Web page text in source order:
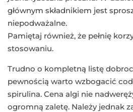
głównym składnikiem jest
niepodważalne.
Pamiętaj również, że pełnię
stosowaniu.
Trudno o kompletną listę
pewnością warto wzbogacić
spirulina. Cena algi nie
ogromną zaletę. Należy jednak